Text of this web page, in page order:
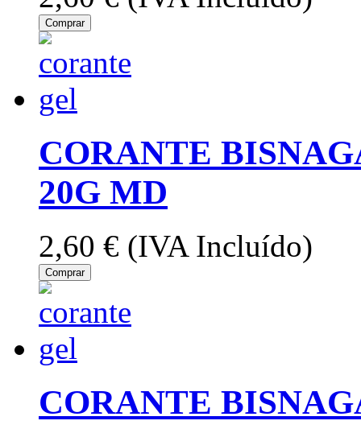
Comprar
CORANTE
20G MD
2,60 € (IVA Incluído)
Comprar
CORANTE